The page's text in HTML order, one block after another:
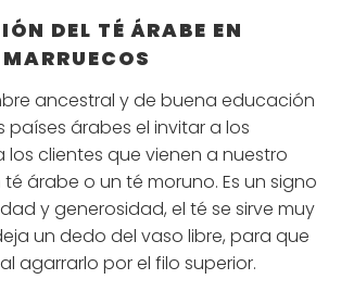
DEL TÉ ÁRABE EN
ancestral y de buena educación
países árabes el invitar a los
los clientes que vienen a nuestro
árabe o un té moruno. Es un signo
y generosidad, el té se sirve muy
un dedo del vaso libre, para que
agarrarlo por el filo superior.